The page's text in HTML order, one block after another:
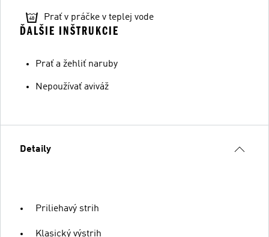
Prať v práčke v teplej vode
ĎALŠIE INŠTRUKCIE
Prať a žehliť naruby
Nepoužívať aviváž
Detaily
Priliehavý strih
Klasický výstrih